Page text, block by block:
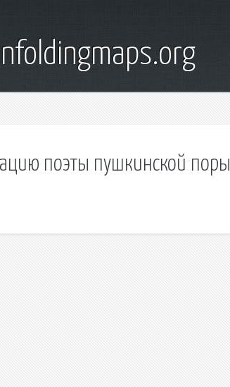
поэты пушкинской поры